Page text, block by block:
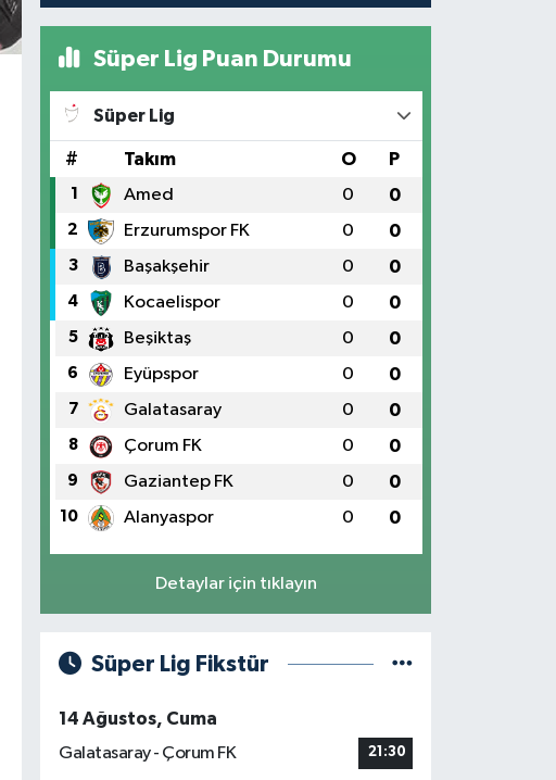
Süper Lig Puan Durumu
Süper Lig
# Takım O P
1 Amed 0 0
2 Erzurumspor FK 0 0
3 Başakşehir 0 0
4 Kocaelispor 0 0
5 Beşiktaş 0 0
6 Eyüpspor 0 0
7 Galatasaray 0 0
8 Çorum FK 0 0
9 Gaziantep FK 0 0
10 Alanyaspor 0 0
Detaylar için tıklayın
Süper Lig Fikstür
14 Ağustos, Cuma
Galatasaray - Çorum FK
21:30